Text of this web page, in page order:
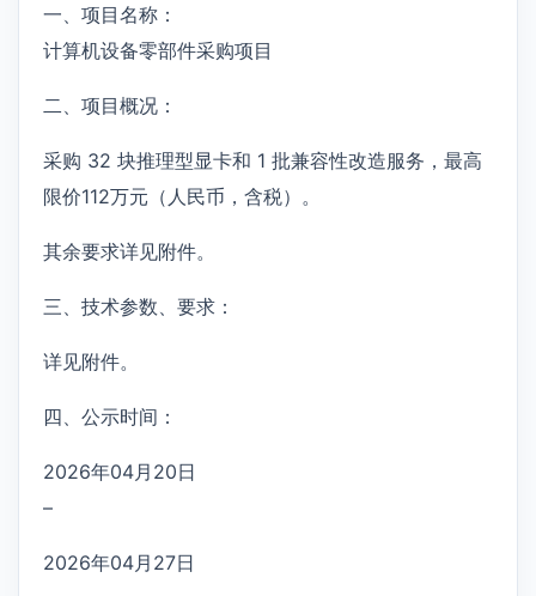
一、项目名称：
计算机设备零部件采购项目
二、项目概况：
采购 32 块推理型显卡和 1 批兼容性改造服务，最高
限价112万元（人民币，含税）。
其余要求详见附件。
三、技术参数、要求：
详见附件。
四、公示时间：
2026年04月20日
–
2026年04月27日